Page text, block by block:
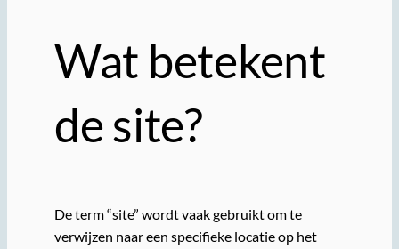
Wat betekent
de site?
De term “site” wordt vaak gebruikt om te
verwijzen naar een specifieke locatie op het